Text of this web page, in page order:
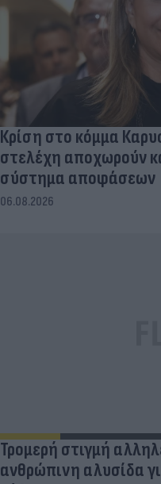
Κρίση στο κόμμα
στελέχη αποχωρούν
σύστημα αποφάσεων
06.08.2026
Τρομερή στιγμή
ανθρώπινη αλυσίδα